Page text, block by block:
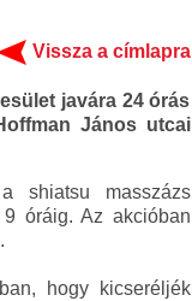
Vissza a címlapra
javára 24 órás
János utcai
shiatsu masszázs
9 óráig. Az akcióban
hogy kicseréljék